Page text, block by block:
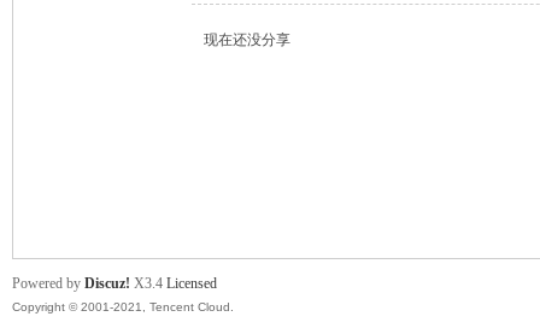
现在还没分享
Powered by Discuz! X3.4 Licensed
Copyright © 2001-2021, Tencent Cloud.